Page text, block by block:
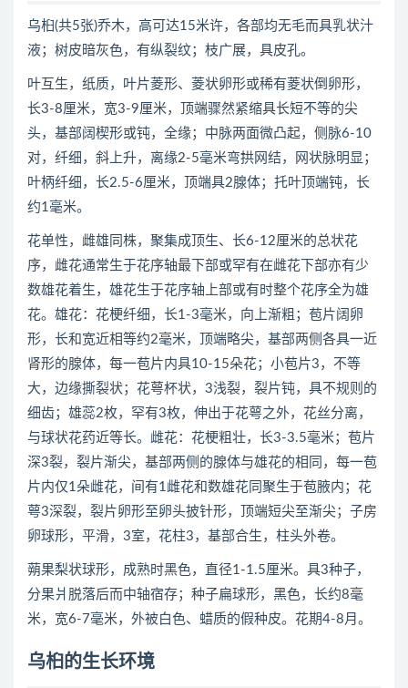
乌桕(共5张)​乔木，高可达15米许，各部均无毛而具乳状汁
液；树皮暗灰色，有纵裂纹；枝广展，具皮孔。
叶互生，纸质，叶片菱形、菱状卵形或稀有菱状倒卵形，
长3-8厘米，宽3-9厘米，顶端骤然紧缩具长短不等的尖
头，基部阔楔形或钝，全缘；中脉两面微凸起，侧脉6-10
对，纤细，斜上升，离缘2-5毫米弯拱网结，网状脉明显；
叶柄纤细，长2.5-6厘米，顶端具2腺体；托叶顶端钝，长
约1毫米。
花单性，雌雄同株，聚集成顶生、长6-12厘米的总状花
序，雌花通常生于花序轴最下部或罕有在雌花下部亦有少
数雄花着生，雄花生于花序轴上部或有时整个花序全为雄
花。雄花：花梗纤细，长1-3毫米，向上渐粗；苞片阔卵
形，长和宽近相等约2毫米，顶端略尖，基部两侧各具一近
肾形的腺体，每一苞片内具10-15朵花；小苞片3，不等
大，边缘撕裂状；花萼杯状，3浅裂，裂片钝，具不规则的
细齿；雄蕊2枚，罕有3枚，伸出于花萼之外，花丝分离，
与球状花药近等长。雌花：花梗粗壮，长3-3.5毫米；苞片
深3裂，裂片渐尖，基部两侧的腺体与雄花的相同，每一苞
片内仅1朵雌花，间有1雌花和数雄花同聚生于苞腋内；花
萼3深裂，裂片卵形至卵头披针形，顶端短尖至渐尖；子房
卵球形，平滑，3室，花柱3，基部合生，柱头外卷。
蒴果梨状球形，成熟时黑色，直径1-1.5厘米。具3种子，
分果爿脱落后而中轴宿存；种子扁球形，黑色，长约8毫
米，宽6-7毫米，外被白色、蜡质的假种皮。花期4-8月。
乌桕的生长环境